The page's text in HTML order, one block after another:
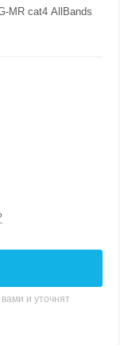
MR cat4 AllBands
и уточнят